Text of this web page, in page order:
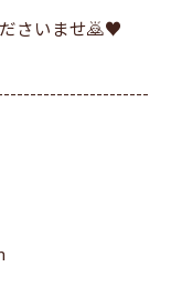
さいませ🙇♥️